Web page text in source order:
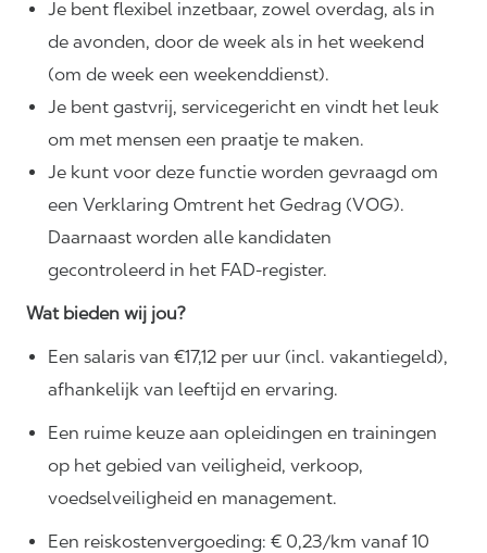
Je bent flexibel inzetbaar, zowel overdag, als in
de avonden, door de week als in het weekend
(om de week een weekenddienst).
Je bent gastvrij, servicegericht en vindt het leuk
om met mensen een praatje te maken.
Je kunt voor deze functie worden gevraagd om
een Verklaring Omtrent het Gedrag (VOG).
Daarnaast worden alle kandidaten
gecontroleerd in het FAD-register.
Wat bieden wij jou?
Een salaris van €17,12 per uur (incl. vakantiegeld),
afhankelijk van leeftijd en ervaring.
Een ruime keuze aan opleidingen en trainingen
op het gebied van veiligheid, verkoop,
voedselveiligheid en management.
Een reiskostenvergoeding: € 0,23/km vanaf 10